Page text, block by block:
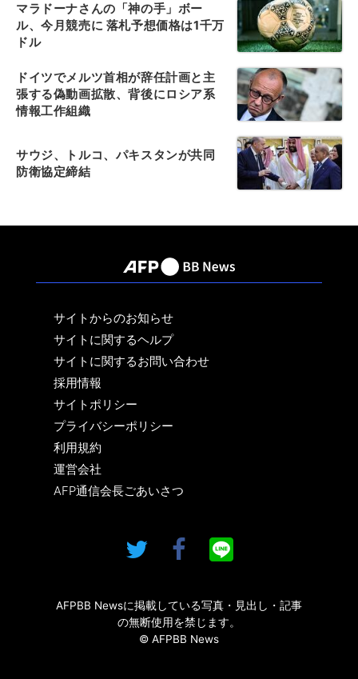
マラドーナさんの「神の手」ボー
ル、今月競売に 落札予想価格は1千万
ドル
ドイツでメルツ首相が辞任計画と主
張する偽動画拡散、背後にロシア系
情報工作組織
サウジ、トルコ、パキスタンが共同
防衛協定締結
サイトからのお知らせ
サイトに関するヘルプ
サイトに関するお問い合わせ
採用情報
サイトポリシー
プライバシーポリシー
利用規約
運営会社
AFP通信会長ごあいさつ
AFPBB Newsに掲載している写真・見出し・記事
の無断使用を禁じます。
© AFPBB News